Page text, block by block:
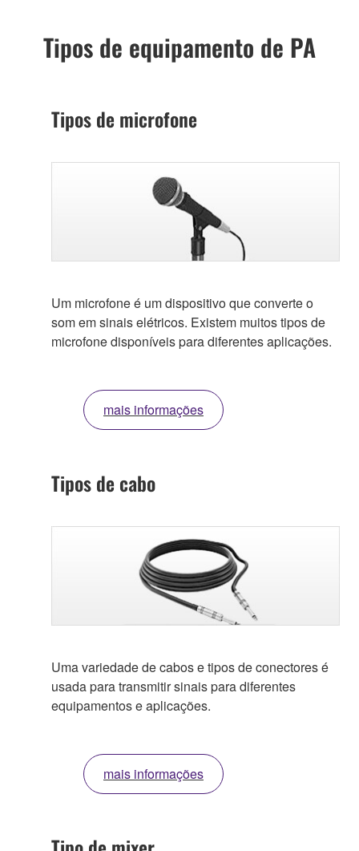
Tipos de equipamento de PA
Tipos de microfone
Um microfone é um dispositivo que converte o
som em sinais elétricos. Existem muitos tipos de
microfone disponíveis para diferentes aplicações.
mais informações
Tipos de cabo
Uma variedade de cabos e tipos de conectores é
usada para transmitir sinais para diferentes
equipamentos e aplicações.
mais informações